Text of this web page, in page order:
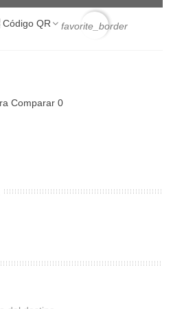
Código QR favorite_border
Comparar 0